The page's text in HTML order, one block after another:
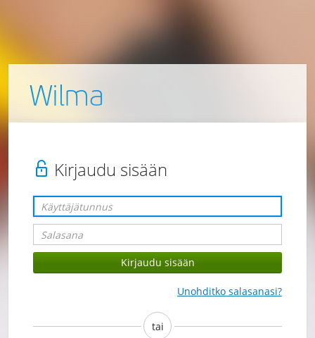
Wilma
Kirjaudu sisään
Unohditko salasanasi?
tai